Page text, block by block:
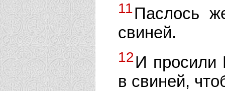
11Паслось
свиней.
12И просили
в свиней,